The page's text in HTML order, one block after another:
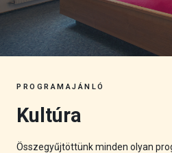
PROGRAMAJÁNLÓ
Kultúra
Összegyűjtöttünk minden olyan